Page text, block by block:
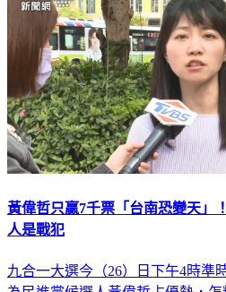
黃偉哲只贏7千票「台南恐變天
人是戰犯
九合一大選今（26）日下午4時準